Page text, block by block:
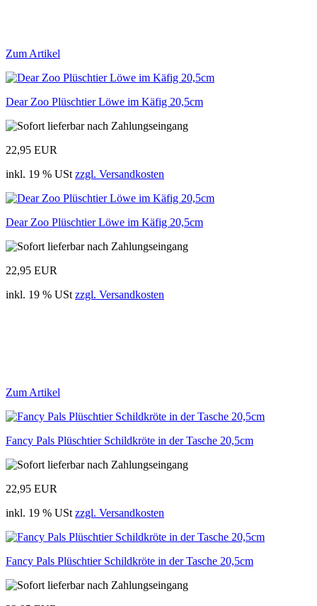
Zum Artikel
Dear Zoo Plüschtier Löwe im Käfig 20,5cm
22,95 EUR
inkl. 19 % USt zzgl. Versandkosten
Dear Zoo Plüschtier Löwe im Käfig 20,5cm
22,95 EUR
inkl. 19 % USt zzgl. Versandkosten
Zum Artikel
Fancy Pals Plüschtier Schildkröte in der Tasche 20,5cm
22,95 EUR
inkl. 19 % USt zzgl. Versandkosten
Fancy Pals Plüschtier Schildkröte in der Tasche 20,5cm